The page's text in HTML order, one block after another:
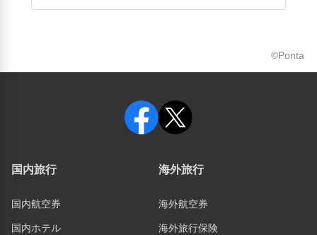
©Ponta
国内旅行
国内航空券
国内ホテル
海外旅行
海外航空券
海外旅行保険